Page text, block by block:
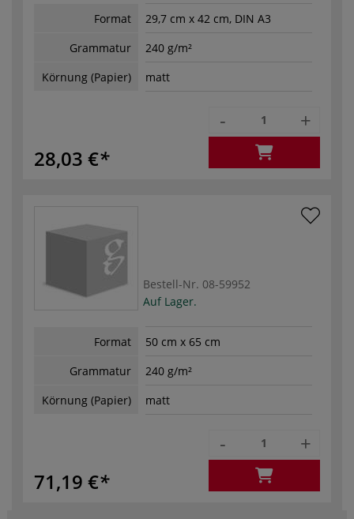
Format
29,7 cm x 42 cm, DIN A3
Grammatur
240 g/m²
Körnung (Papier)
matt
28,03 €
- +
Bestell-Nr. 08-59952
Auf Lager.
Format
50 cm x 65 cm
Grammatur
240 g/m²
Körnung (Papier)
matt
71,19 €
- +